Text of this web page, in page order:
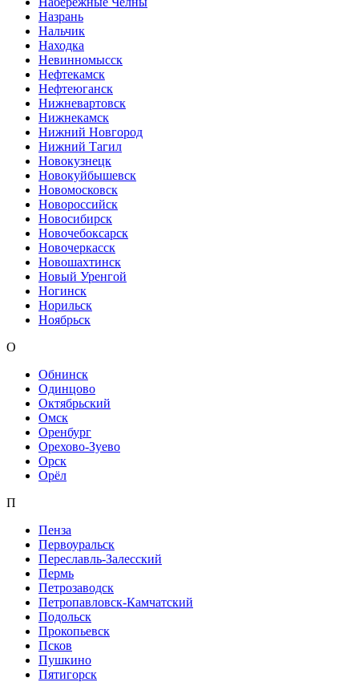
Назрань
Нальчик
Находка
Невинномысск
Нефтекамск
Нефтеюганск
Нижневартовск
Нижнекамск
Нижний Новгород
Нижний Тагил
Новокузнецк
Новокуйбышевск
Новомосковск
Новороссийск
Новосибирск
Новочебоксарск
Новочеркасск
Новошахтинск
Новый Уренгой
Ногинск
Норильск
Ноябрьск
О
Обнинск
Одинцово
Октябрьский
Омск
Оренбург
Орехово-Зуево
Орск
Орёл
П
Пенза
Первоуральск
Переславль-Залесский
Пермь
Петрозаводск
Петропавловск-Камчатский
Подольск
Прокопьевск
Псков
Пушкино
Пятигорск